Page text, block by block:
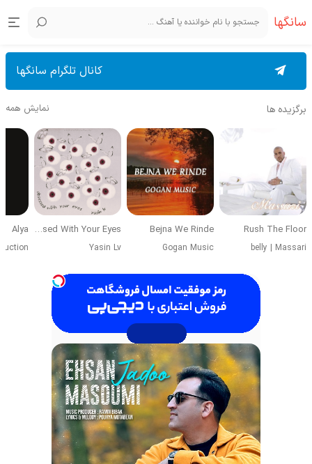
سانگها
کانال تلگرام سانگها
برگزیده ها نمایش همه
Rush The Floor
belly | Massari
Bejna We Rinde
Gogan Music
Obsessed With Your Eyes
Yasin Lv
Alya